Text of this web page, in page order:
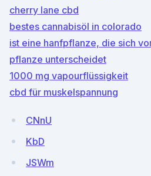
cherry lane cbd
bestes cannabisöl in colorado
ist eine hanfpflanze, die sich
pflanze unterscheidet
1000 mg vapourflüssigkeit
cbd für muskelspannung
CNnU
KbD
JSWm